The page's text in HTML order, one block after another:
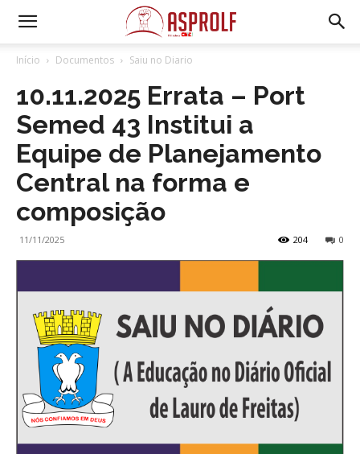
Início Documentos Saiu no Diario
10.11.2025 Errata – Port
Semed 43 Institui a
Equipe de Planejamento
Central na forma e
composição
11/11/2025 0
204